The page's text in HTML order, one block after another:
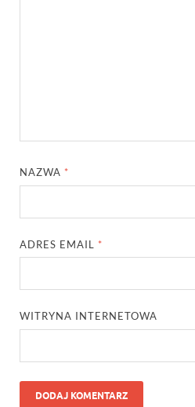
NAZWA *
ADRES EMAIL *
WITRYNA INTERNETOWA